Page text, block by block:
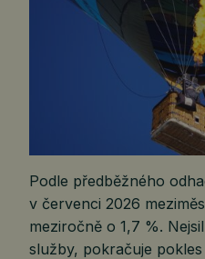
Podle předběžného
v červenci 2026
meziročně o 1,7 %.
služby, pokračuje